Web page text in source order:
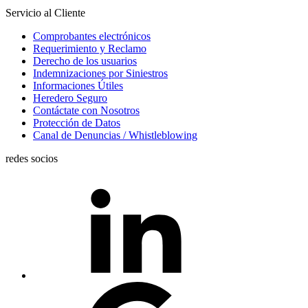
Servicio al Cliente
Comprobantes electrónicos
Requerimiento y Reclamo
Derecho de los usuarios
Indemnizaciones por Siniestros
Informaciones Útiles
Heredero Seguro
Contáctate con Nosotros
Protección de Datos
Canal de Denuncias / Whistleblowing
redes socios